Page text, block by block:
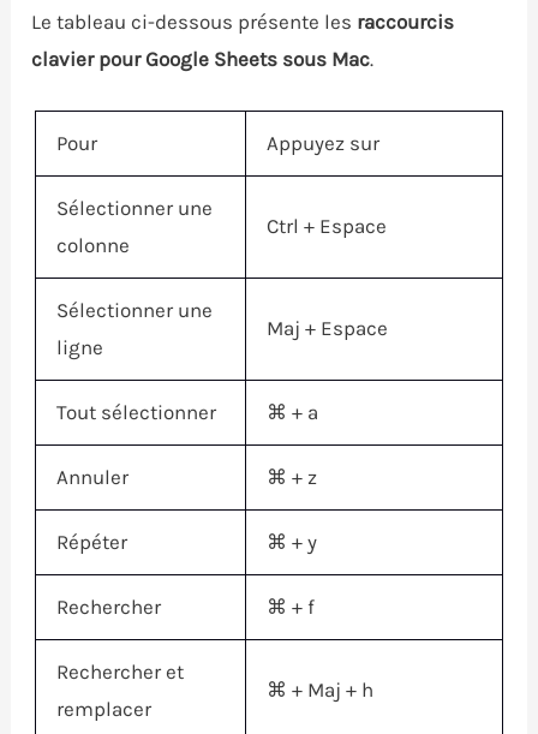
Le tableau ci-dessous présente les raccourcis
clavier pour Google Sheets sous Mac.
Pour Appuyez sur
Sélectionner une
colonne
Ctrl + Espace
Sélectionner une
ligne
Maj + Espace
Tout sélectionner ⌘ + a
Annuler ⌘ + z
Répéter ⌘ + y
Rechercher ⌘ + f
Rechercher et
remplacer
⌘ + Maj + h